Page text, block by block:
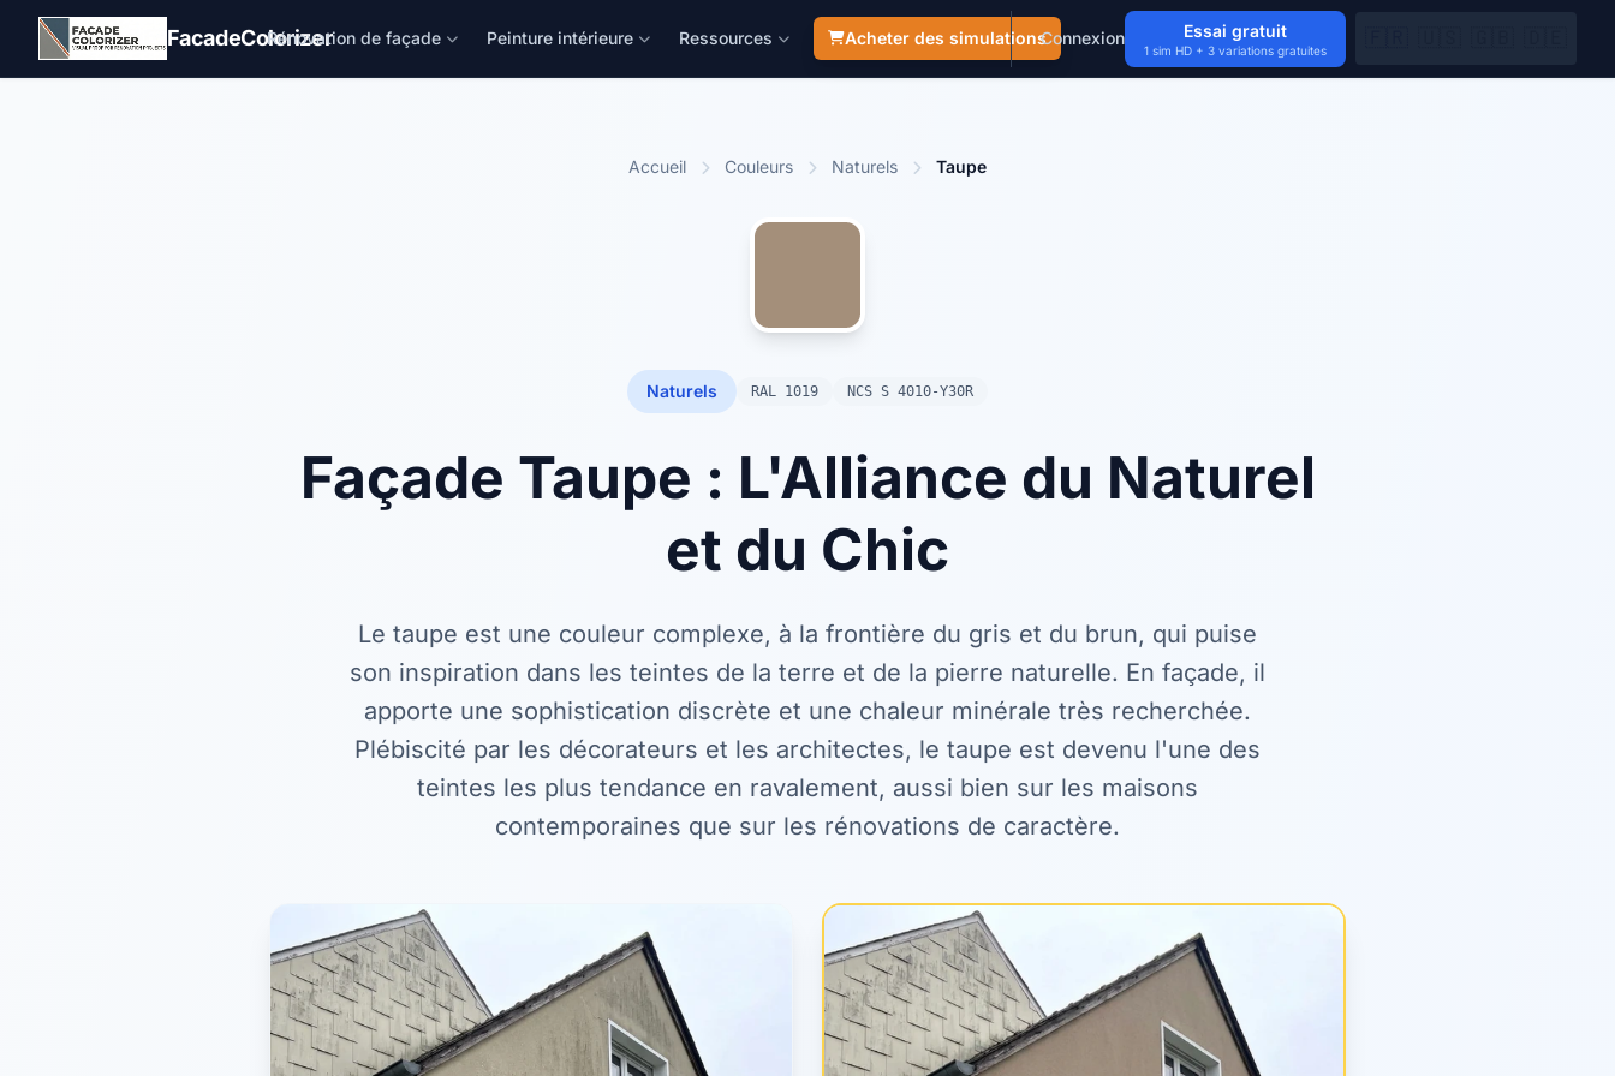
Aller au contenu principal
FacadeColorizerRénovation de façade Peinture intérieure Ressources Acheter des simulationsConnexion Essai gratuit
1 sim HD + 3 variations gratuites
Accueil Couleurs Naturels Taupe
Naturels RAL 1019 NCS S 4010-Y30R
Façade Taupe : L'Alliance du Naturel
et du Chic
Le taupe est une couleur complexe, à la frontière du gris et du brun, qui puise
son inspiration dans les teintes de la terre et de la pierre naturelle. En façade, il
apporte une sophistication discrète et une chaleur minérale très recherchée.
Plébiscité par les décorateurs et les architectes, le taupe est devenu l'une des
teintes les plus tendance en ravalement, aussi bien sur les maisons
contemporaines que sur les rénovations de caractère.